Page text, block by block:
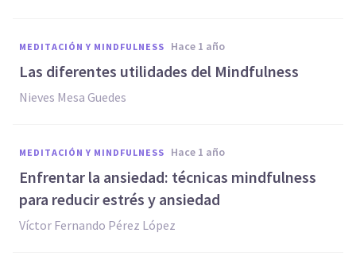
MEDITACIÓN Y MINDFULNESS hace 1 año
Las diferentes utilidades del Mindfulness
Nieves Mesa Guedes
MEDITACIÓN Y MINDFULNESS hace 1 año
Enfrentar la ansiedad: técnicas mindfulness
para reducir estrés y ansiedad
Víctor Fernando Pérez López